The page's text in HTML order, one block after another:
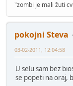
"zombi je mali žuti
pokojni Steva
03-02-2011, 12:04:58
U selu sam bez
se popeti na oraj,